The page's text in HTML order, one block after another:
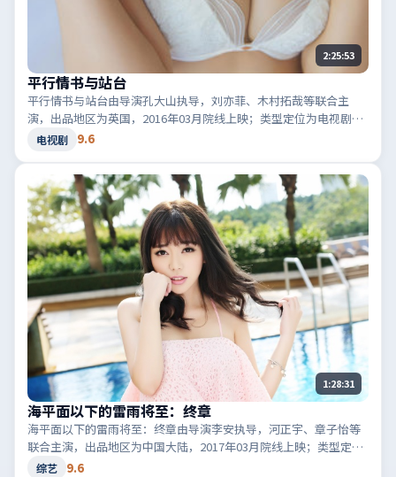
2:25:53
平行情书与站台
平行情书与站台由导演孔大山执导，刘亦菲、木村拓哉等联合主
演，出品地区为英国，2016年03月院线上映；类型定位为电视剧·
悬疑，真相在最后一刻揭晓。适合检索「英国悬疑」「2016高分电
电视剧 9.6
1:28:31
海平面以下的雷雨将至：终章
海平面以下的雷雨将至：终章由导演李安执导，河正宇、章子怡等
联合主演，出品地区为中国大陆，2017年03月院线上映；类型定位
为综艺·喜剧，轻快节奏与生活化笑点。适合检索「中国大陆喜
综艺 9.6